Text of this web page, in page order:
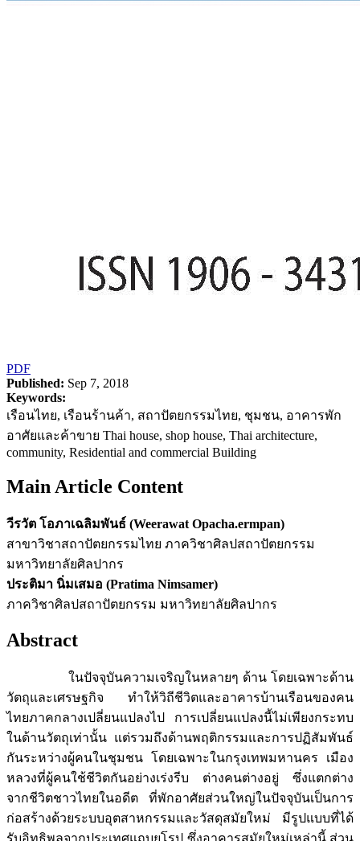
PDF
Published: Sep 7, 2018
Keywords:
เรือนไทย, เรือนร้านค้า, สถาปัตยกรรมไทย, ชุมชน, อาคารพัก
อาศัยและค้าขาย Thai house, shop house, Thai architecture,
community, Residential and commercial Building
Main Article Content
วีรวัต โอภาเฉลิมพันธ์ (Weerawat Opacha.ermpan)
สาขาวิชาสถาปัตยกรรมไทย ภาควิชาศิลปสถาปัตยกรรม
มหาวิทยาลัยศิลปากร
ประติมา นิ่มเสมอ (Pratima Nimsamer)
ภาควิชาศิลปสถาปัตยกรรม มหาวิทยาลัยศิลปากร
Abstract
ในปัจจุบันความเจริญในหลายๆ ด้าน โดยเฉพาะด้าน
วัตถุและเศรษฐกิจ ทำให้วิถีชีวิตและอาคารบ้านเรือนของคน
ไทยภาคกลางเปลี่ยนแปลงไป การเปลี่ยนแปลงนี้ไม่เพียงกระทบ
ในด้านวัตถุเท่านั้น แต่รวมถึงด้านพฤติกรรมและการปฏิสัมพันธ์
กันระหว่างผู้คนในชุมชน โดยเฉพาะในกรุงเทพมหานคร เมือง
หลวงที่ผู้คนใช้ชีวิตกันอย่างเร่งรีบ ต่างคนต่างอยู่ ซึ่งแตกต่าง
จากชีวิตชาวไทยในอดีต ที่พักอาศัยส่วนใหญ่ในปัจจุบันเป็นการ
ก่อสร้างด้วยระบบอุตสาหกรรมและวัสดุสมัยใหม่ มีรูปแบบที่ได้